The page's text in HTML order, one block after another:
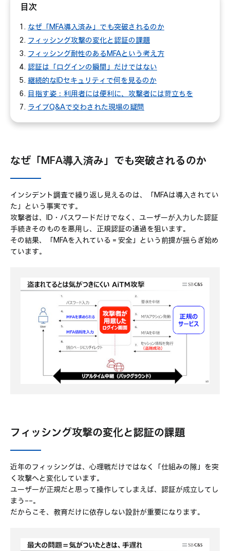
目次
なぜ「MFA導入済み」でも突破されるのか
フィッシング攻撃の変化と認証の課題
フィッシング耐性のあるMFAという考え方
認証は「ログインの瞬間」だけではない
継続的なIDセキュリティで何を見るのか
目指す姿：利用者には便利に、攻撃者には苛立ちを
ライブQ&Aで交わされた現場の疑問
なぜ「MFA導入済み」でも突破されるのか
インシデント調査で繰り返し見えるのは、「MFAは導入されてい
た」という事実です。
攻撃者は、ID・パスワードだけでなく、ユーザーが入力した認証
手続きそのものを悪用し、正規認証の通過を狙います。
その結果、「MFAを入れている＝安全」という前提が揺らぎ始め
ています。
フィッシング攻撃の変化と認証の課題
近年のフィッシングは、心理戦だけではなく「仕組みの隙」を突
く攻撃へと変化しています。
ユーザーが正規だと思って操作してしまえば、認証が成立してし
まう――。
だからこそ、教育だけに依存しない設計が重要になります。